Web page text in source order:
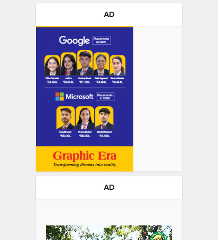
AD
AD
Player